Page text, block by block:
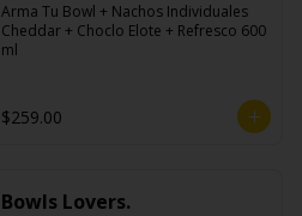
Arma Tu Bowl + Nachos Individuales
Cheddar + Choclo Elote + Refresco 600
ml
$259.00
Bowls Lovers.